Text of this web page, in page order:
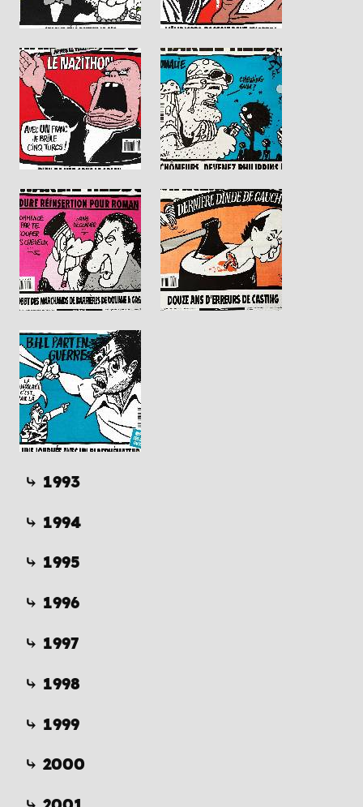
⤷ 1993
⤷ 1994
⤷ 1995
⤷ 1996
⤷ 1997
⤷ 1998
⤷ 1999
⤷ 2000